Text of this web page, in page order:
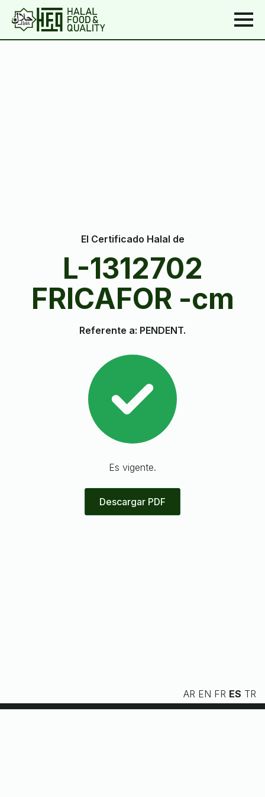
El Certificado Halal de
L-1312702
FRICAFOR -cm
Referente a: PENDENT.
Es vigente.
Descargar PDF
AR EN FR ES TR